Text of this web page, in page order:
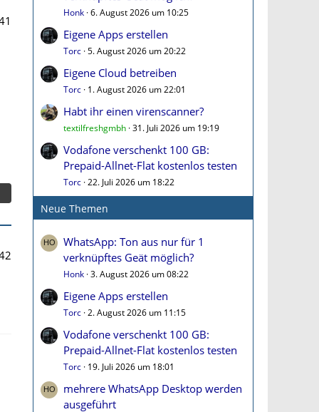
Honk 6. August 2026 um 10:25
Eigene Apps erstellen
Torc 5. August 2026 um 20:22
Eigene Cloud betreiben
Torc 1. August 2026 um 22:01
Habt ihr einen virenscanner?
textilfreshgmbh 31. Juli 2026 um 19:19
Vodafone verschenkt 100 GB:
Prepaid-Allnet-Flat kostenlos testen
Torc 22. Juli 2026 um 18:22
Neue Themen
WhatsApp: Ton aus nur für 1
verknüpftes Geät möglich?
Honk 3. August 2026 um 08:22
Eigene Apps erstellen
Torc 2. August 2026 um 11:15
Vodafone verschenkt 100 GB:
Prepaid-Allnet-Flat kostenlos testen
Torc 19. Juli 2026 um 18:01
mehrere WhatsApp Desktop werden
ausgeführt